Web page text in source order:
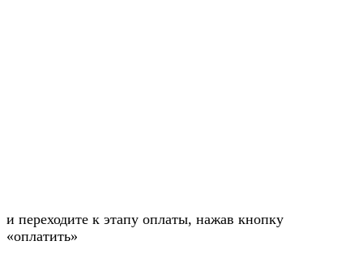
и переходите к этапу оплаты, нажав кнопку
«оплатить»